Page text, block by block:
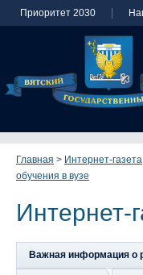
Приоритет 2030
Главная > Интернет-газета
обучения в вузе
Интернет-
Важная информация о